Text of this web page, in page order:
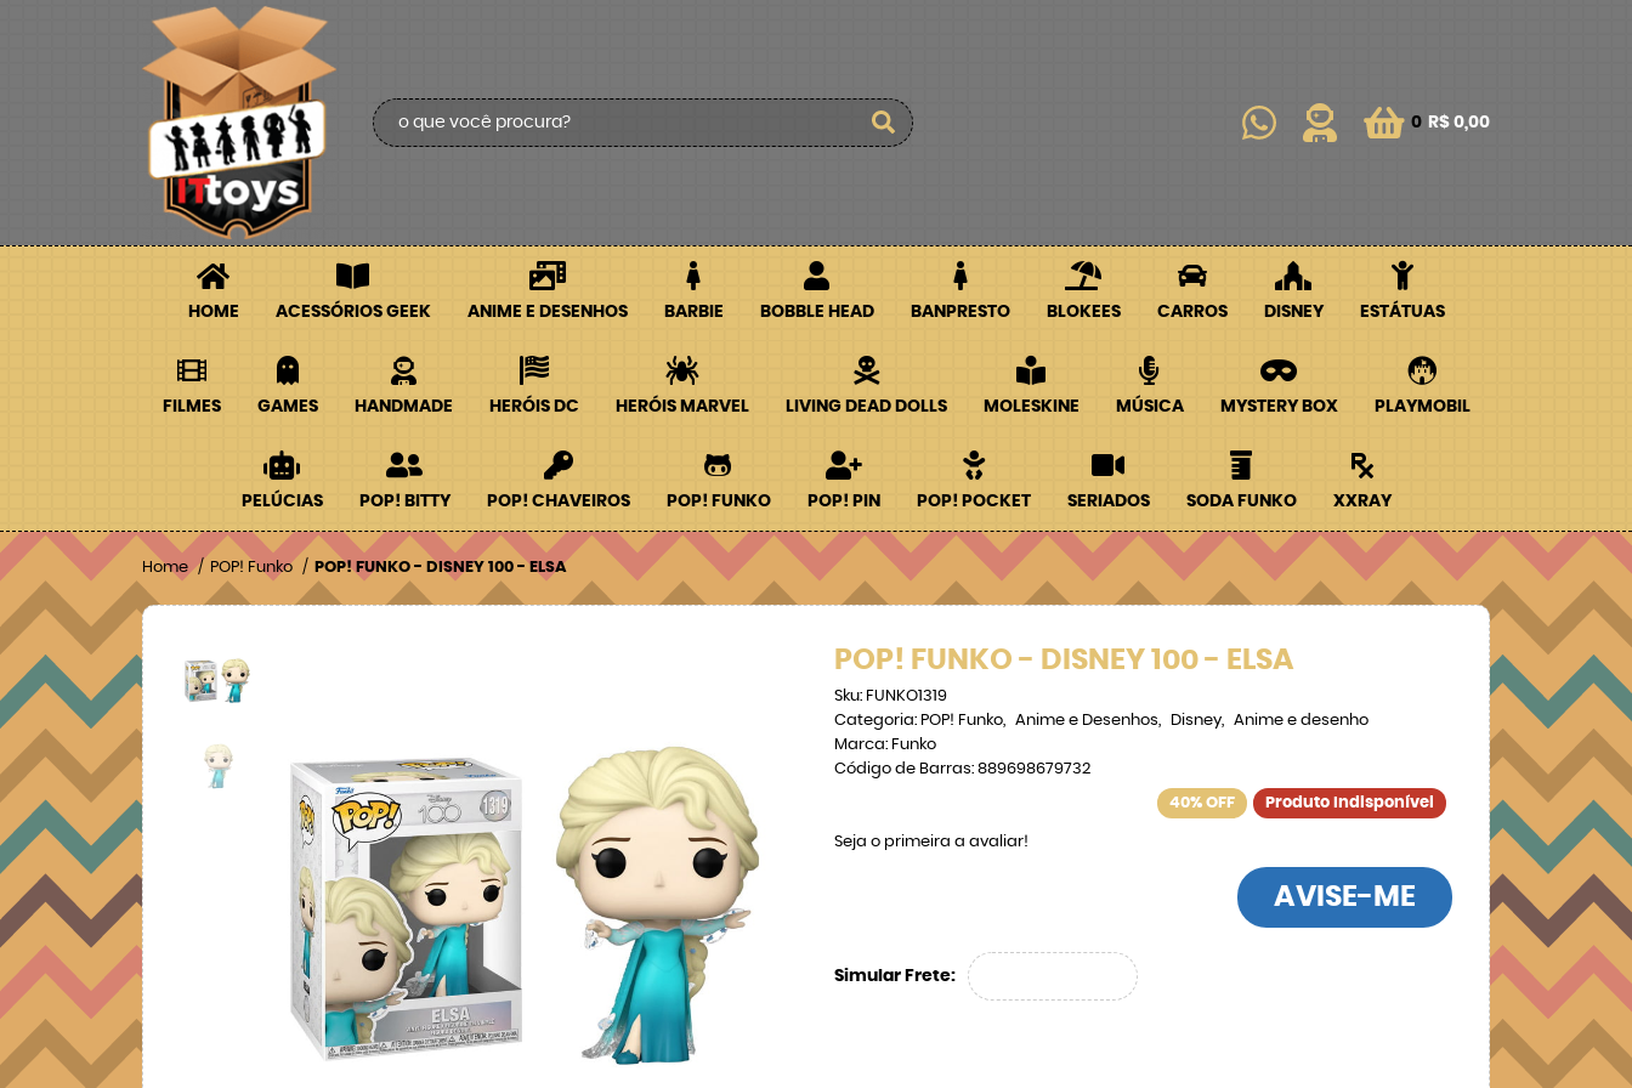
0 R$ 0,00
HOME ACESSÓRIOS GEEK ANIME E DESENHOS BARBIE BOBBLE HEAD BANPRESTO BLOKEES CARROS DISNEY ESTÁTUAS
FILMES GAMES HANDMADE HERÓIS DC HERÓIS MARVEL LIVING DEAD DOLLS MOLESKINE MÚSICA MYSTERY BOX PLAYMOBIL
PELÚCIAS POP! BITTY POP! CHAVEIROS POP! FUNKO POP! PIN POP! POCKET SERIADOS SODA FUNKO XXRAY
Home POP! Funko POP! FUNKO - DISNEY 100 - ELSA
POP! FUNKO - DISNEY 100 - ELSA
Sku: FUNKO1319
Categoria: POP! Funko Anime e Desenhos Disney
Anime e desenho
Marca: Funko
Código de Barras: 889698679732
40% OFF Produto Indisponível
Seja o primeira a avaliar!
AVISE-ME
Simular Frete: